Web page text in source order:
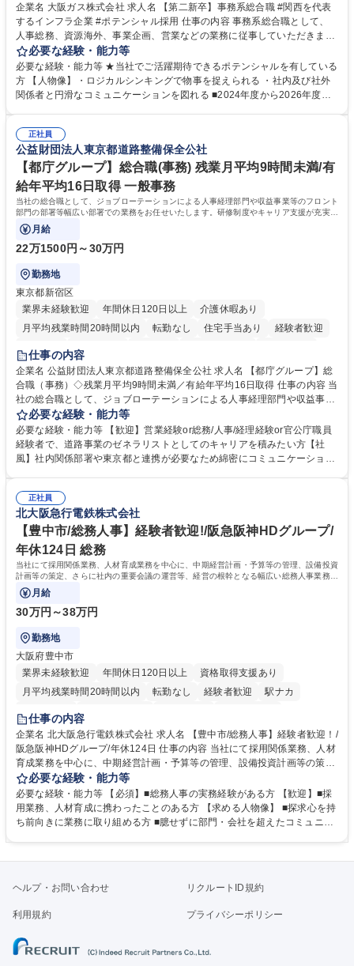
企業名 大阪ガス株式会社 求人名 【第二新卒】事務系総合職 #関西を代表
するインフラ企業 #ポテンシャル採用 仕事の内容 事務系総合職として、
人事総務、資源海外、事業企画、営業などの業務に従事していただきま
す。 【業務内容の一例】■所属事業部の勤労業務 ■海外に関係する各種業
務 ■営業部門の企画スタッフ、ルート営業 【キャリアパス】入社後の配属
ポジションで一定期間ご活躍頂いた後、本人の適性及び将来のキャリアを
鑑みてジョブローテーションを行います。 【育成】OJTでの現場育成や研
表するインフラ企業 #ポテンシャル採用
必要な経験・能力等
必要な経験・能力等 ★当社でご活躍期待できるポテンシャルを有している
方 【人物像】・ロジカルシンキングで物事を捉えられる ・社内及び社外
関係者と円滑なコミュニケーションを図れる ■2024年度から2026年度ま
72.html ■エネルギーセキュリティの不安定化や気候変動による自然災害の
甚大化など、これまで以上に社会課題解決の重要性が高まっています。
「未来の日常」の創造に向けて持続可能な社会の実現に貢献してまいりま
す。 学歴・資格 学歴：大学院 大学 語学力： 資格：
正社員
公益財団法人東京都道路整備保全公社
【都庁グループ】総合職(事務) 残業月平均9時間未満/有
給年平均16日取得 一般事務
当社の総合職として、ジョブローテーションによる人事経理部門や収益事業等のフロント
部門の部署等幅広い部署での業務をお任せいたします。研修制度やキャリア支援が充実し
ております！ ※下記業務詳細
月給
22万1500円～30万円
勤務地
東京都新宿区
業界未経験歓迎
年間休日120日以上
介護休暇あり
月平均残業時間20時間以内
転勤なし 住宅手当あり
経験者歓迎
研修あり
退職金あり
駅近5分以内
資格取得手当あり 食事補助あり
仕事の内容
企業名 公益財団法人東京都道路整備保全公社 求人名 【都庁グループ】総
合職（事務）◇残業月平均9時間未満／有給年平均16日取得 仕事の内容 当
社の総合職として、ジョブローテーションによる人事経理部門や収益事業
等のフロント部門の部署等幅広い部署での業務をお任せいたします。研修
制度やキャリア支援が充実しております！ ※下記業務詳細 【業務詳細】■
管理部門：広報、人事、経理など当公社の運営に係る管理業務 ■収益部
門：駐車場の新規開拓、管理運営、新宿駅西口広場の「イベントコーナ
道路施設や道路工事現場の見学ツアー事業 ※入社後は上記いずれかの部門
へ配属。※業務内容変更の範囲：会社の定める業務 募集職種 【都庁グル
ープ】総合職（事務）◇残業月平均9時間未満／有給年平均16日取得
必要な経験・能力等
必要な経験・能力等 【歓迎】営業経験or総務/人事/経理経験or官公庁職員
経験者で、道路事業のゼネラリストとしてのキャリアを積みたい方【社
風】社内関係部署や東京都と連携が必要なため綿密にコミュニケーション
部門など多岐に渡る業務を経験できます。 ■様々なプロジェクト：駐車場
事業の他、新宿駅西口広場内に設置された照明を兼ねた広告「ブライトサ
イン」の管理運営を行うなど、事業収益を生み出す活動を積極的に行って
います。 学歴・資格 学歴：大学院 大学 高専 短大 専修学校 高校 語学力：
資格：
正社員
北大阪急行電鉄株式会社
【豊中市/総務人事】経験者歓迎!/阪急阪神HDグループ/
年休124日 総務
当社にて採用関係業務、人材育成業務を中心に、中期経営計画・予算等の管理、設備投資
計画等の策定、さらに社内の重要会議の運営等、経営の根幹となる幅広い総務人事業務全
般を担当していただきます。
月給
30万円～38万円
勤務地
大阪府豊中市
業界未経験歓迎
年間休日120日以上
資格取得支援あり
月平均残業時間20時間以内
転勤なし 経験者歓迎
駅ナカ
退職金あり
土日祝休み
服装自由 昼食補助あり 食事補助あり
仕事の内容
企業名 北大阪急行電鉄株式会社 求人名 【豊中市/総務人事】経験者歓迎！/
阪急阪神HDグループ/年休124日 仕事の内容 当社にて採用関係業務、人材
育成業務を中心に、中期経営計画・予算等の管理、設備投資計画等の策
定、さらに社内の重要会議の運営等、経営の根幹となる幅広い総務人事業
務全般を担当していただきます。 【主な業務内容】 ■採用関係業務および
人材育成(社員研修)業務の推進 ■中期経営計画および予算等の管理 ■設備
投資計画等の策定 ■社内の重要会議の運営 ■その他総務人事業務全般 【入
務人事】経験者歓迎！/阪急阪神HDグループ/年休124日
必要な経験・能力等
必要な経験・能力等 【必須】■総務人事の実務経験がある方 【歓迎】■採
用業務、人材育成に携わったことのある方 【求める人物像】 ■探求心を持
ち前向きに業務に取り組める方 ■臆せずに部門・会社を超えたコミュニケ
ヘルプ・お問い合わせ リクルートID規約
利用規約 プライバシーポリシー